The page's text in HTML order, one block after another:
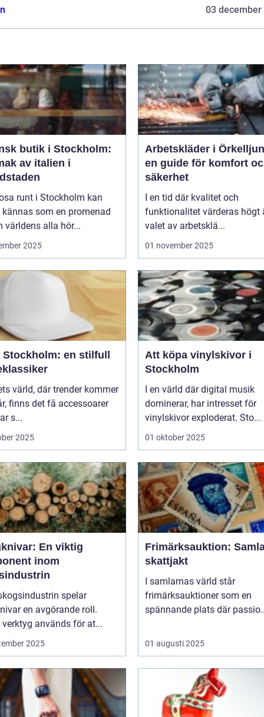
03 december
butik i Stockholm:
av italien i
runt i Stockholm kan
som en promenad
världens alla hör...
2025
Arbetskläder i
en guide för komfort
säkerhet
I en tid där kvalitet och
funktionalitet värderas högt
valet av arbetsklä...
01 november 2025
Stockholm: en stilfull
värld, där trender kommer
finns det få accessoarer
s...
2025
Att köpa vinylskivor i
Stockholm
I en värld där digital musik
dominerar, har intresset för
vinylskivor exploderat. Sto...
01 oktober 2025
En viktig
inom
spelar
en avgörande roll.
verktyg används för at...
2025
Frimärksauktion:
skattjakt
I samlarnas värld står
frimärksauktioner som en
spännande plats där
01 augusti 2025